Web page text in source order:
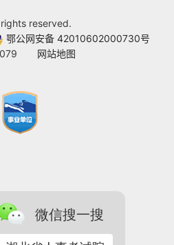
reserved.
鄂公网安备 42010602000730号
网站地图
微信搜一搜